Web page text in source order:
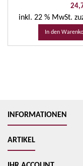
inkl. 22 % MwSt.
In den
INFORMATIONEN
ARTIKEL